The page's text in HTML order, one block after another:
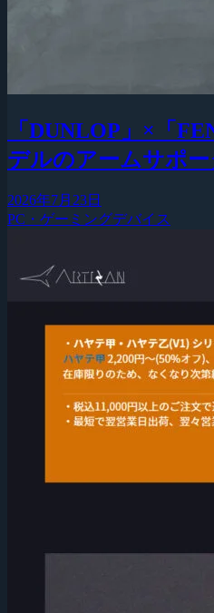
「DUNLOP」×「
デルのアームサポ
2026年7月23日
PC・ゲーミングデバイス